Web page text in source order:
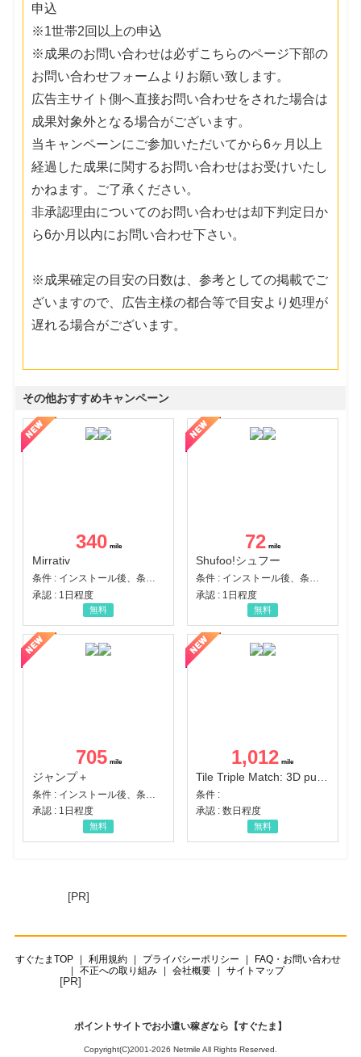
申込
※1世帯2回以上の申込
※成果のお問い合わせは必ずこちらのページ下部の
お問い合わせフォームよりお願い致します。
広告主サイト側へ直接お問い合わせをされた場合は
成果対象外となる場合がございます。
当キャンペーンにご参加いただいてから6ヶ月以上
経過した成果に関するお問い合わせはお受けいたし
かねます。ご了承ください。
非承認理由についてのお問い合わせは却下判定日か
ら6か月以内にお問い合わせ下さい。
※成果確定の目安の日数は、参考としての掲載でご
ざいますので、広告主様の都合等で目安より処理が
遅れる場合がございます。
その他おすすめキャンペーン
340
Mirrativ
条件 : インストール後、条件達成
承認 : 1日程度
無料
72
Shufoo!シュフー
条件 : インストール後、条件達成
承認 : 1日程度
無料
705
ジャンプ＋
承認 : 1日程度
無料
1,012
条件 :
承認 : 数日程度
無料
[PR]
すぐたまTOP 利用規約 プライバシーポリシー
FAQ・お問い合わせ
不正への取り組み
会社概要 サイトマップ
[PR]
ポイントサイトでお小遣い稼ぎなら【すぐたま】
Copyright(C)2001-2026 Netmile All Rights Reserved.